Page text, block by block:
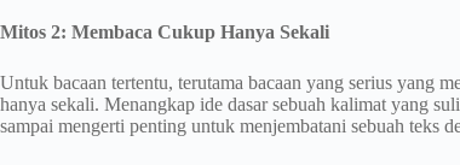
Mitos 2: Membaca Cukup Hanya Sekali
Untuk bacaan tertentu, terutama bacaan yang serius yang
hanya sekali. Menangkap ide dasar sebuah kalimat yang
sampai mengerti penting untuk menjembatani sebuah teks